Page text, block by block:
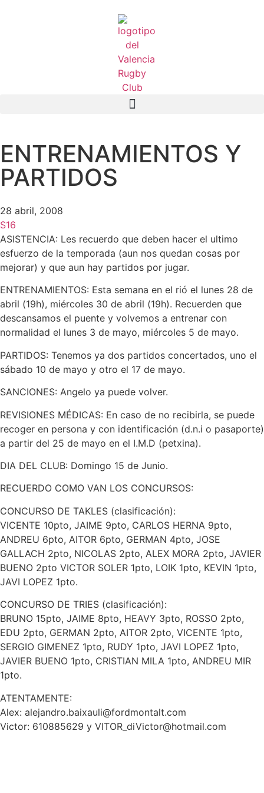
ENTRENAMIENTOS Y
PARTIDOS
28 abril, 2008
S16
ASISTENCIA: Les recuerdo que deben hacer el ultimo
esfuerzo de la temporada (aun nos quedan cosas por
mejorar) y que aun hay partidos por jugar.
ENTRENAMIENTOS: Esta semana en el rió el lunes 28 de
abril (19h), miércoles 30 de abril (19h). Recuerden que
descansamos el puente y volvemos a entrenar con
normalidad el lunes 3 de mayo, miércoles 5 de mayo.
PARTIDOS: Tenemos ya dos partidos concertados, uno el
sábado 10 de mayo y otro el 17 de mayo.
SANCIONES: Angelo ya puede volver.
REVISIONES MÉDICAS: En caso de no recibirla, se puede
recoger en persona y con identificación (d.n.i o pasaporte)
a partir del 25 de mayo en el I.M.D (petxina).
DIA DEL CLUB: Domingo 15 de Junio.
RECUERDO COMO VAN LOS CONCURSOS:
CONCURSO DE TAKLES (clasificación):
VICENTE 10pto, JAIME 9pto, CARLOS HERNA 9pto,
ANDREU 6pto, AITOR 6pto, GERMAN 4pto, JOSE
GALLACH 2pto, NICOLAS 2pto, ALEX MORA 2pto, JAVIER
BUENO 2pto VICTOR SOLER 1pto, LOIK 1pto, KEVIN 1pto,
JAVI LOPEZ 1pto.
CONCURSO DE TRIES (clasificación):
BRUNO 15pto, JAIME 8pto, HEAVY 3pto, ROSSO 2pto,
EDU 2pto, GERMAN 2pto, AITOR 2pto, VICENTE 1pto,
SERGIO GIMENEZ 1pto, RUDY 1pto, JAVI LOPEZ 1pto,
JAVIER BUENO 1pto, CRISTIAN MILA 1pto, ANDREU MIR
1pto.
ATENTAMENTE:
Alex: alejandro.baixauli@fordmontalt.com
Victor: 610885629 y VITOR_diVictor@hotmail.com